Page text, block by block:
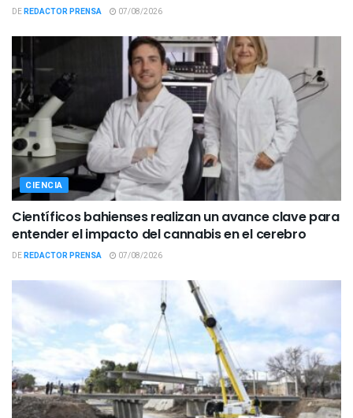
DEREDACTOR PRENSA 07/08/2026
CIENCIA
Científicos bahienses realizan un avance clave para
entender el impacto del cannabis en el cerebro
DEREDACTOR PRENSA 07/08/2026